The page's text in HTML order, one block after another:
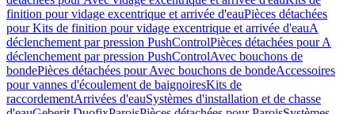
finition pour vidage excentrique et arrivée d'eauPièces détachées
pour Kits de finition pour vidage excentrique et arrivée d'eauA
déclenchement par pression PushControlPièces détachées pour A
déclenchement par pression PushControlAvec bouchons de
bondePièces détachées pour Avec bouchons de bondeAccessoires
pour vannes d'écoulement de baignoiresKits de
raccordementArrivées d'eauSystèmes d'installation et de chasse